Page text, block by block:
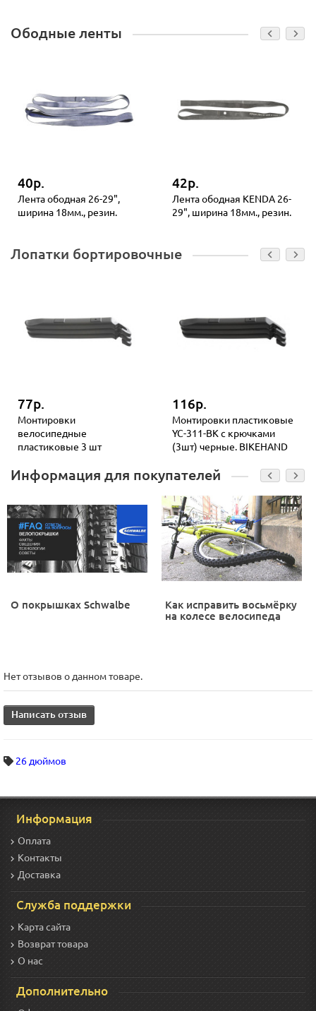
Ободные ленты
40р.
Лента ободная 26-29",
ширина 18мм., резин.
42р.
Лента ободная KENDA 26-
29", ширина 18мм., резин.
Лопатки бортировочные
77р.
Монтировки
велосипедные
пластиковые 3 шт
116р.
Монтировки пластиковые
YC-311-BK с крючками
(3шт) черные. BIKEHAND
Информация для покупателей
О покрышках Schwalbe
Как исправить восьмёрку
на колесе велосипеда
Нет отзывов о данном товаре.
Написать отзыв
26 дюймов
Информация
Оплата
Контакты
Доставка
Служба поддержки
Карта сайта
Возврат товара
О нас
Дополнительно